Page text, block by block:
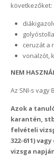
következőket:
ceruzát a
vonalzót,
NEM
Az SNI-s
Azok a
karantén,
felvételi
322-611)
vizsga